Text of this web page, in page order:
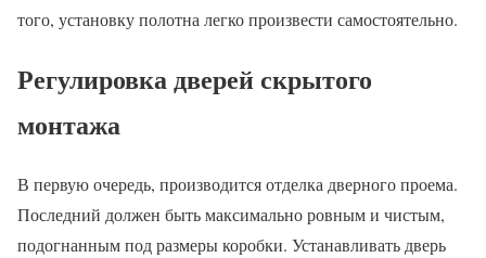
того, установку полотна легко произвести самостоятельно.
Регулировка дверей скрытого
монтажа
В первую очередь, производится отделка дверного проема.
Последний должен быть максимально ровным и чистым,
подогнанным под размеры коробки. Устанавливать дверь